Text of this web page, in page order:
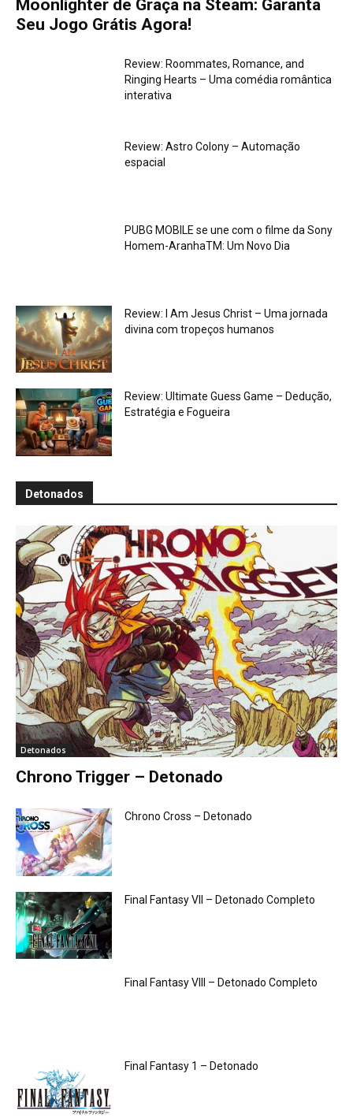
Moonlighter de Graça na Steam: Garanta
Seu Jogo Grátis Agora!
Review: Roommates, Romance, and
Ringing Hearts – Uma comédia romântica
interativa
Review: Astro Colony – Automação
espacial
PUBG MOBILE se une com o filme da Sony
Homem-AranhaTM: Um Novo Dia
Review: I Am Jesus Christ – Uma jornada
divina com tropeços humanos
Review: Ultimate Guess Game – Dedução,
Estratégia e Fogueira
Detonados
Detonados
Chrono Trigger – Detonado
Chrono Cross – Detonado
Final Fantasy VII – Detonado Completo
Final Fantasy VIII – Detonado Completo
Final Fantasy 1 – Detonado